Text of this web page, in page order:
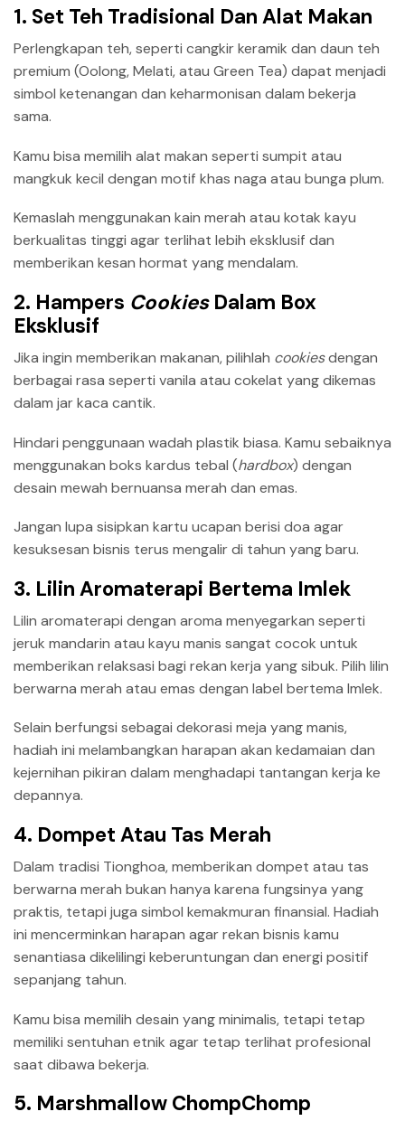
1. Set Teh Tradisional Dan Alat Makan
Perlengkapan teh, seperti cangkir keramik dan daun teh
premium (Oolong, Melati, atau Green Tea) dapat menjadi
simbol ketenangan dan keharmonisan dalam bekerja
sama.
Kamu bisa memilih alat makan seperti sumpit atau
mangkuk kecil dengan motif khas naga atau bunga plum.
Kemaslah menggunakan kain merah atau kotak kayu
berkualitas tinggi agar terlihat lebih eksklusif dan
memberikan kesan hormat yang mendalam.
2. Hampers CookiesDalam Box
Eksklusif
Jika ingin memberikan makanan, pilihlah cookiesdengan
berbagai rasa seperti vanila atau cokelat yang dikemas
dalam jar kaca cantik.
Hindari penggunaan wadah plastik biasa. Kamu sebaiknya
menggunakan boks kardus tebal (hardbox) dengan
desain mewah bernuansa merah dan emas.
Jangan lupa sisipkan kartu ucapan berisi doa agar
kesuksesan bisnis terus mengalir di tahun yang baru.
3. Lilin Aromaterapi Bertema Imlek
Lilin aromaterapi dengan aroma menyegarkan seperti
jeruk mandarin atau kayu manis sangat cocok untuk
memberikan relaksasi bagi rekan kerja yang sibuk. Pilih lilin
berwarna merah atau emas dengan label bertema Imlek.
Selain berfungsi sebagai dekorasi meja yang manis,
hadiah ini melambangkan harapan akan kedamaian dan
kejernihan pikiran dalam menghadapi tantangan kerja ke
depannya.
4. Dompet Atau Tas Merah
Dalam tradisi Tionghoa, memberikan dompet atau tas
berwarna merah bukan hanya karena fungsinya yang
praktis, tetapi juga simbol kemakmuran finansial. Hadiah
ini mencerminkan harapan agar rekan bisnis kamu
senantiasa dikelilingi keberuntungan dan energi positif
sepanjang tahun.
Kamu bisa memilih desain yang minimalis, tetapi tetap
memiliki sentuhan etnik agar tetap terlihat profesional
saat dibawa bekerja.
5. Marshmallow ChompChomp